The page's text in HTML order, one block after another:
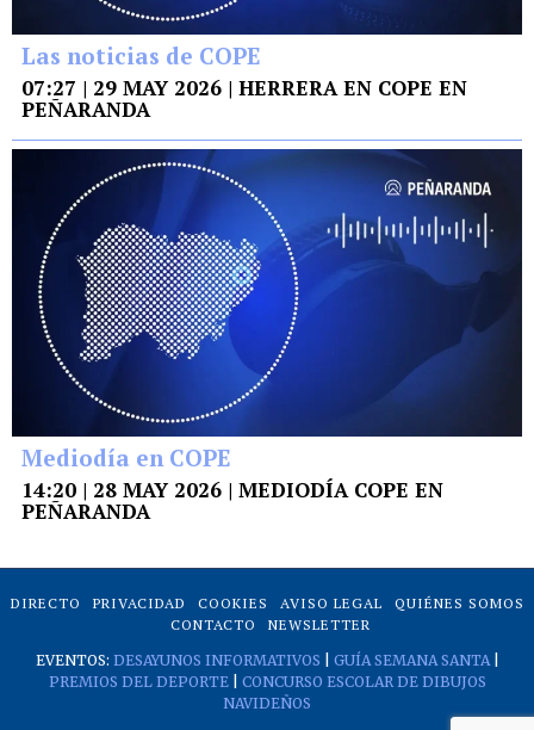
Las noticias de COPE
07:27 | 29 MAY 2026 | HERRERA EN COPE EN
PEÑARANDA
Mediodía en COPE
14:20 | 28 MAY 2026 | MEDIODÍA COPE EN
PEÑARANDA
DIRECTO PRIVACIDAD COOKIES AVISO LEGAL
QUIÉNES SOMOS
CONTACTO
NEWSLETTER
EVENTOS: DESAYUNOS INFORMATIVOS GUÍA SEMANA SANTA|
PREMIOS DEL DEPORTE| CONCURSO ESCOLAR DE DIBUJOS
NAVIDEÑOS